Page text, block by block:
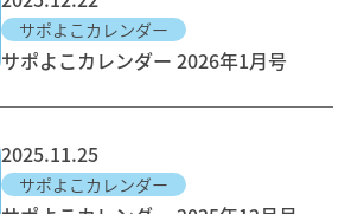
サポよこカレンダー
サポよこカレンダー 2026年1月号
2025.11.25
サポよこカレンダー